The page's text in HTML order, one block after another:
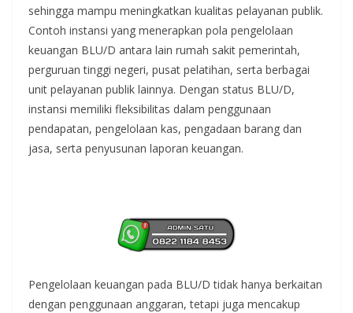
sehingga mampu meningkatkan kualitas pelayanan publik.
Contoh instansi yang menerapkan pola pengelolaan
keuangan BLU/D antara lain rumah sakit pemerintah,
perguruan tinggi negeri, pusat pelatihan, serta berbagai
unit pelayanan publik lainnya. Dengan status BLU/D,
instansi memiliki fleksibilitas dalam penggunaan
pendapatan, pengelolaan kas, pengadaan barang dan
jasa, serta penyusunan laporan keuangan.
Pengelolaan keuangan pada BLU/D tidak hanya berkaitan
dengan penggunaan anggaran, tetapi juga mencakup